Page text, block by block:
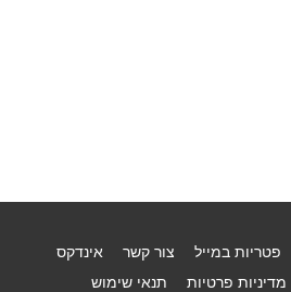
פטריות במייל צור קשר
אינדקס
מדיניות פרטיות
תנאי שימוש